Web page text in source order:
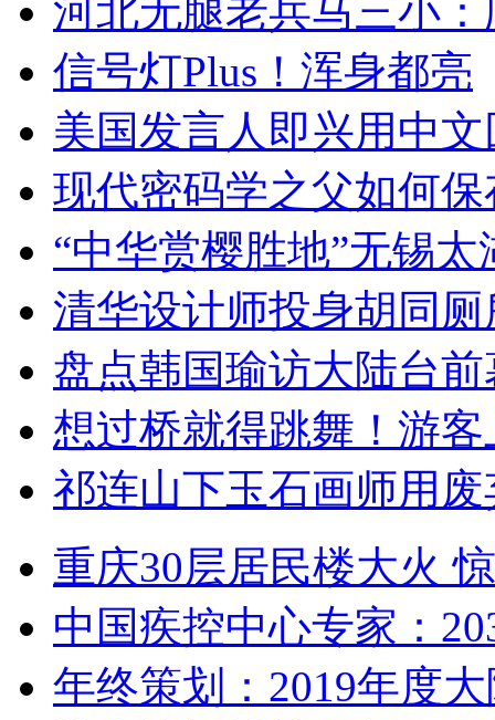
河北无腿老兵马三小
信号灯Plus！浑身都亮
美国发言人即兴用中
现代密码学之父如何
“中华赏樱胜地”无锡
清华设计师投身胡同
盘点韩国瑜访大陆台
想过桥就得跳舞！游客
祁连山下玉石画师用
重庆30层居民楼大火
中国疾控中心专家：
年终策划：2019年度